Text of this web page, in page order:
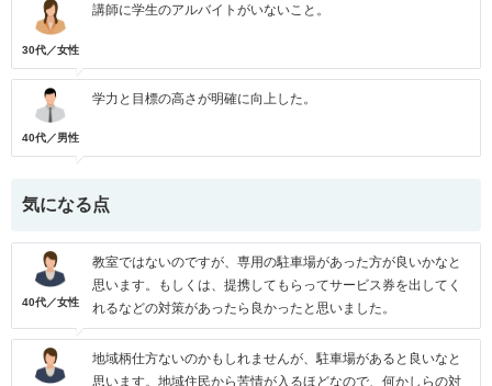
30代／女性
講師に学生のアルバイトがいないこと。
40代／男性
学力と目標の高さが明確に向上した。
気になる点
40代／女性
教室ではないのですが、専用の駐車場があった方が良いかなと
思います。もしくは、提携してもらってサービス券を出してく
れるなどの対策があったら良かったと思いました。
地域柄仕方ないのかもしれませんが、駐車場があると良いなと
思います。地域住民から苦情が入るほどなので、何かしらの対